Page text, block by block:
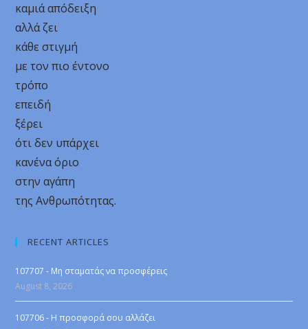
καμιά απόδειξη
αλλά ζει
κάθε στιγμή
με τον πιο έντονο
τρόπο
επειδή
ξέρει
ότι δεν υπάρχει
κανένα όριο
στην αγάπη
της Ανθρωπότητας.
RECENT ARTICLES
107707 - Μη σταματάς να προσφέρεις
August 8, 2026
107706 - Η προσφορά σου αλλάζει